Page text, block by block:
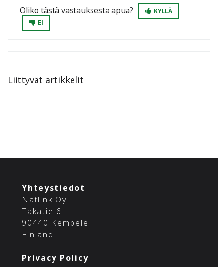
Oliko tästä vastauksesta apua?
KYLLÄ
EI
Liittyvät artikkelit
Yhteystiedot
Natlink Oy
Takatie 6
90440 Kempele
Finland
Privacy Policy